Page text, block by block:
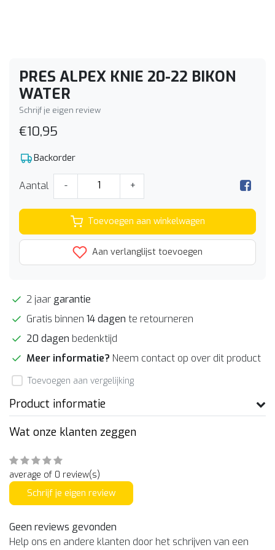
PRES ALPEX KNIE 20-22 BIKON
WATER
Schrijf je eigen review
€10,95
Backorder
Aantal - +
Toevoegen aan winkelwagen
Aan verlanglijst toevoegen
2 jaar garantie
Gratis binnen 14 dagen te retourneren
20 dagen bedenktijd
Meer informatie? Neem contact op over dit product
Toevoegen aan vergelijking
Product informatie
Wat onze klanten zeggen
average of 0 review(s)
Schrijf je eigen review
Geen reviews gevonden
Help ons en andere klanten door het schrijven van een